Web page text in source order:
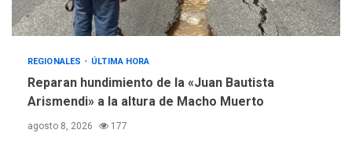
REGIONALES ÚLTIMA HORA
Reparan hundimiento de la «Juan Bautista
Arismendi» a la altura de Macho Muerto
agosto 8, 2026 177